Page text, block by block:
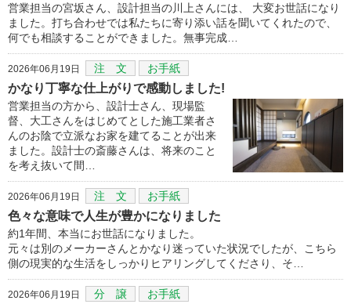
営業担当の宮坂さん、設計担当の川上さんには、 大変お世話になり
ました。打ち合わせでは私たちに寄り添い話を聞いてくれたので、
何でも相談することができました。無事完成…
2026年06月19日 注 文 お手紙
かなり丁寧な仕上がりで感動しました!
営業担当の方から、設計士さん、現場監
督、大工さんをはじめてとした施工業者さ
んのお陰で立派なお家を建てることが出来
ました。設計士の斎藤さんは、将来のこと
を考え抜いて間…
2026年06月19日 注 文 お手紙
色々な意味で人生が豊かになりました
約1年間、本当にお世話になりました。
元々は別のメーカーさんとかなり迷っていた状況でしたが、こちら
側の現実的な生活をしっかりヒアリングしてくださり、そ…
2026年06月19日 分 譲 お手紙